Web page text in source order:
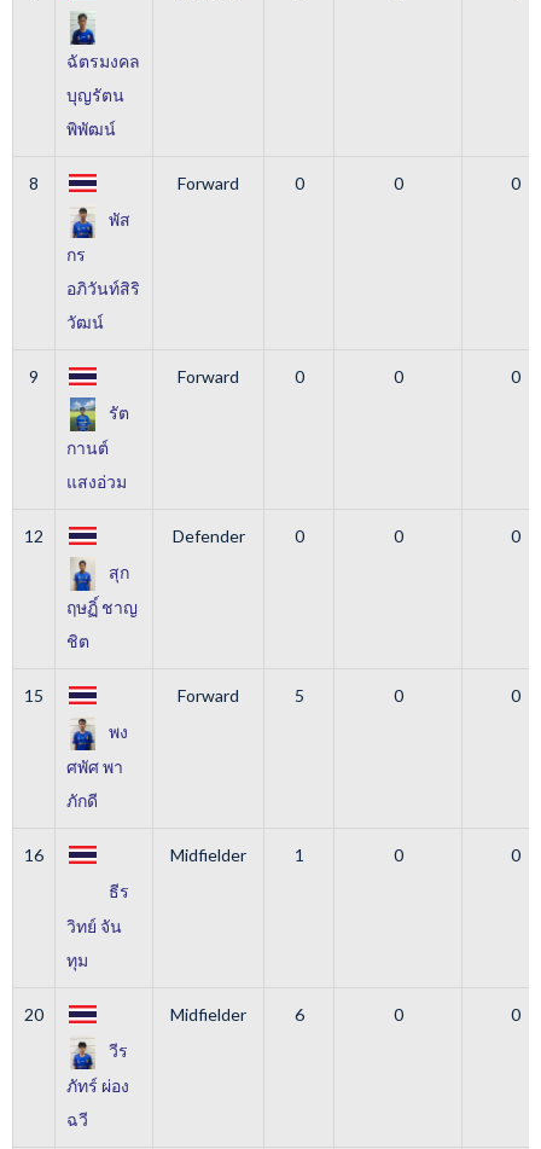
ฉัตรมงคล
บุญรัตน
พิพัฒน์
8
พัส
กร
อภิวันท์สิริ
วัฒน์
Forward 0 0 0
9
รัต
กานต์
แสงอ่วม
Forward 0 0 0
12
สุก
ฤษฏิ์​ ชาญ
ชิต
Defender 0 0 0
15
พง
ศพัศ พา
ภักดี
Forward 5 0 0
16
ธีร
วิทย์ จัน
ทุม
Midfielder 1 0 0
20
วีร
ภัทร์ ผ่อง
ฉวี
Midfielder 6 0 0